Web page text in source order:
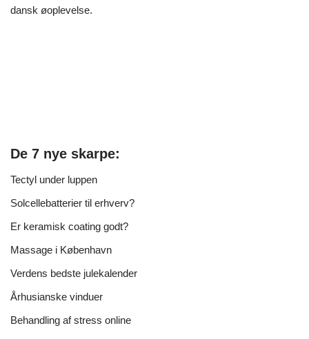
dansk øoplevelse.
De 7 nye skarpe:
Tectyl under luppen
Solcellebatterier til erhverv?
Er keramisk coating godt?
Massage i København
Verdens bedste julekalender
Århusianske vinduer
Behandling af stress online